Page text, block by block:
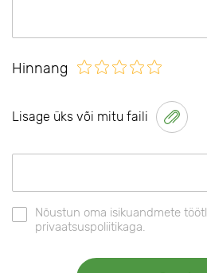
Hinnang
Lisage üks või mitu faili
Nõustun oma isikuandmete
privaatsuspoliitikaga.